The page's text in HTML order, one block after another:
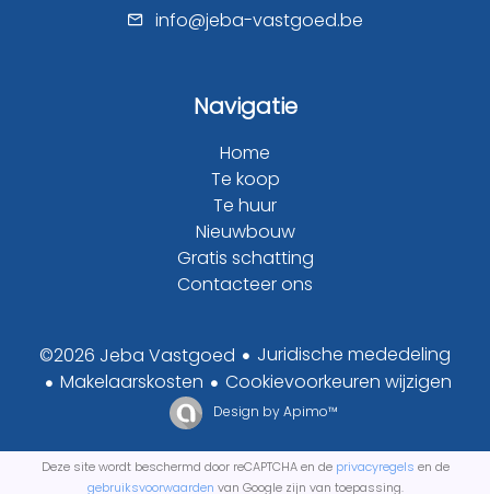
info@jeba-vastgoed.be
Navigatie
Home
Te koop
Te huur
Nieuwbouw
Gratis schatting
Contacteer ons
©2026 Jeba Vastgoed
Juridische mededeling
Makelaarskosten
Cookievoorkeuren wijzigen
Design byApimo™
Deze site wordt beschermd door reCAPTCHA en de privacyregels en de
gebruiksvoorwaarden van Google zijn van toepassing.